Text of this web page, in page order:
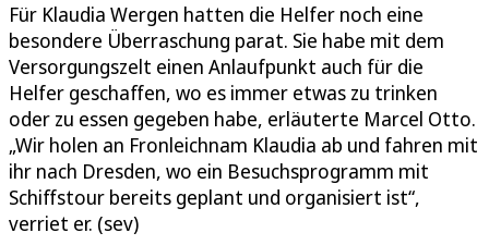
Für Klaudia Wergen hatten die Helfer noch eine
besondere Überraschung parat. Sie habe mit dem
Versorgungszelt einen Anlaufpunkt auch für die
Helfer geschaffen, wo es immer etwas zu trinken
oder zu essen gegeben habe, erläuterte Marcel Otto.
„Wir holen an Fronleichnam Klaudia ab und fahren mit
ihr nach Dresden, wo ein Besuchsprogramm mit
Schiffstour bereits geplant und organisiert ist“,
verriet er. (sev)